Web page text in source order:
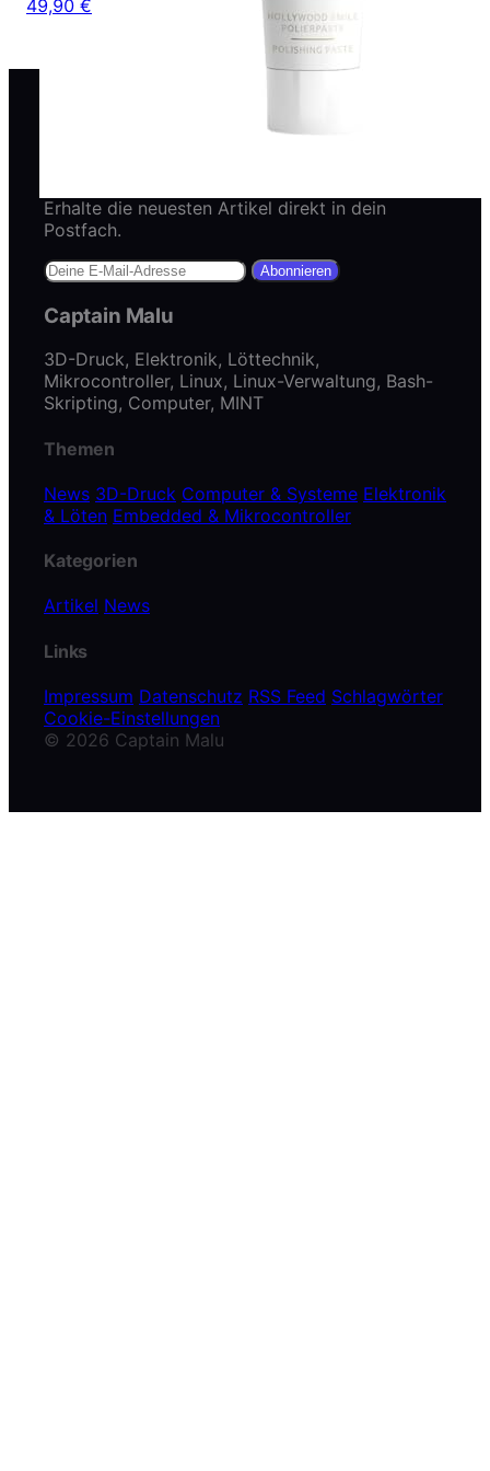
49,90 €
Erhalte die neuesten Artikel direkt in dein
Postfach.
Abonnieren
Captain Malu
3D-Druck, Elektronik, Löttechnik,
Mikrocontroller, Linux, Linux-Verwaltung, Bash-
Skripting, Computer, MINT
Themen
News 3D-Druck Computer & Systeme Elektronik
& Löten Embedded & Mikrocontroller
Kategorien
Artikel News
Links
Impressum Datenschutz RSS Feed Schlagwörter
Cookie-Einstellungen
© 2026 Captain Malu